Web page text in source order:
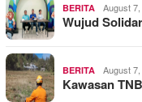
BERITA August
Wujud
BERITA August
Kawasan